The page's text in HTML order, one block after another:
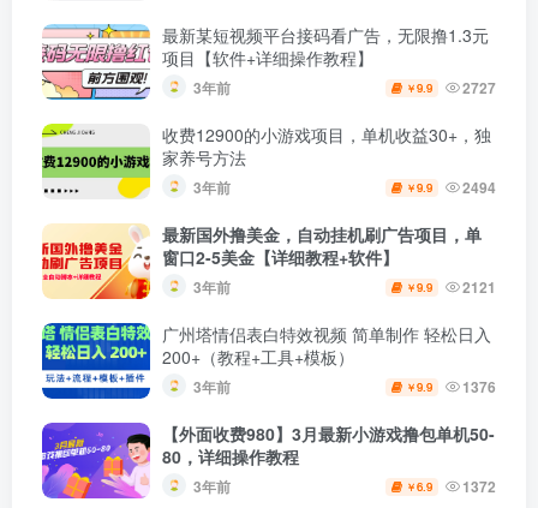
最新某短视频平台接码看广告，无限撸1.3元
项目【软件+详细操作教程】
3年前 ￥9.9 2727
收费12900的小游戏项目，单机收益30+，独
家养号方法
3年前 ￥9.9 2494
最新国外撸美金，自动挂机刷广告项目，单
窗口2-5美金【详细教程+软件】
3年前 ￥9.9 2121
广州塔情侣表白特效视频 简单制作 轻松日入
200+（教程+工具+模板）
3年前 ￥9.9 1376
【外面收费980】3月最新小游戏撸包单机50-
80，详细操作教程
3年前 ￥6.9 1372